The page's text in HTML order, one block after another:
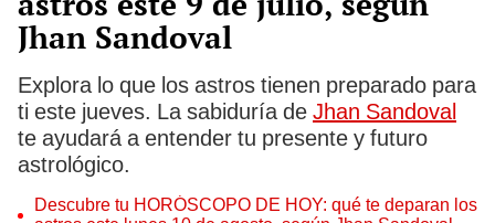
Jhan Sandoval
Explora lo que los astros tienen preparado para
ti este jueves. La sabiduría de Jhan Sandoval
te ayudará a entender tu presente y futuro
astrológico.
Descubre tu HORÓSCOPO DE HOY: qué te deparan los